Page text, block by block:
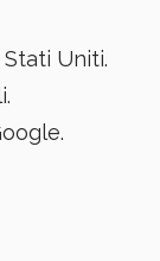
Uniti.